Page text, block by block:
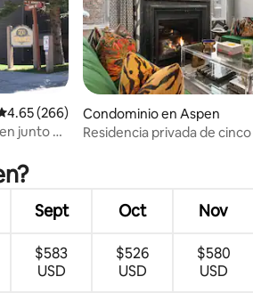
promedio: 4.65 de 5; 266
4.65 (266)
junto al
Condominio en Aspen
Residencia privada de
Sept Oct Nov
$583
USD
$526
USD
$580
USD